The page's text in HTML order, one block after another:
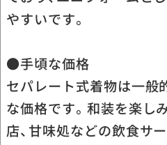
やすいです。
●手頃な価格
セパレート式着物は一般
な価格です。和装を楽し
店、甘味処などの飲食サ